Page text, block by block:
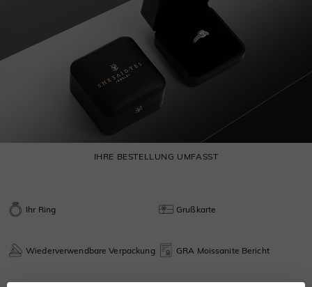
IHRE BESTELLUNG UMFASST
Ihr Ring Grußkarte
Wiederverwendbare Verpackung GRA Moissanite Bericht